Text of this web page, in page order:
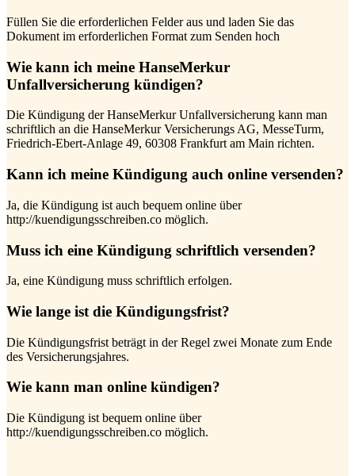
Füllen Sie die erforderlichen Felder aus und laden Sie das
Dokument im erforderlichen Format zum Senden hoch
Wie kann ich meine HanseMerkur
Unfallversicherung kündigen?
Die Kündigung der HanseMerkur Unfallversicherung kann man
schriftlich an die HanseMerkur Versicherungs AG, MesseTurm,
Friedrich-Ebert-Anlage 49, 60308 Frankfurt am Main richten.
Kann ich meine Kündigung auch online versenden?
Ja, die Kündigung ist auch bequem online über
http://kuendigungsschreiben.co möglich.
Muss ich eine Kündigung schriftlich versenden?
Ja, eine Kündigung muss schriftlich erfolgen.
Wie lange ist die Kündigungsfrist?
Die Kündigungsfrist beträgt in der Regel zwei Monate zum Ende
des Versicherungsjahres.
Wie kann man online kündigen?
Die Kündigung ist bequem online über
http://kuendigungsschreiben.co möglich.